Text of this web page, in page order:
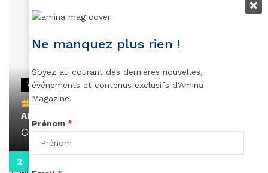
VIDEOS
Remerciements à Ayden pour son message sur
AMINA, le Magazine de la Femme
April 1, 2022
Ne manquez plus rien !
Soyez au courant des dernières nouvelles,
événements et contenus exclusifs d'Amina
Magazine.
Prénom *